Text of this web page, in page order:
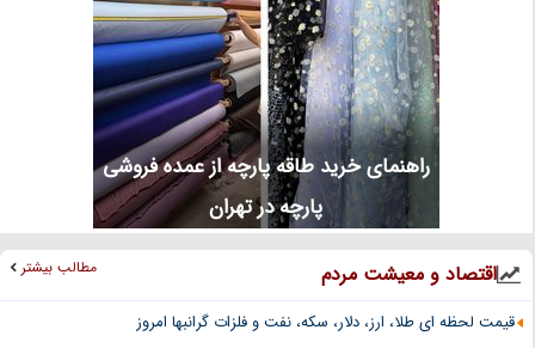
راهنمای خرید طاقه پارچه از عمده فروشی
پارچه در تهران
اقتصاد و معیشت مردم مطالب بیشتر
قیمت لحظه ای طلا، ارز، دلار، سکه، نفت و فلزات گرانبها امروز